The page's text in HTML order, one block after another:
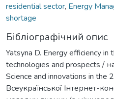
residential sector, Energy
shortage
Бібліографічний опис
Yatsyna D. Energy efficiency
technologies and prospects /
Science and innovations in the
Всеукраїнської Інтернет-